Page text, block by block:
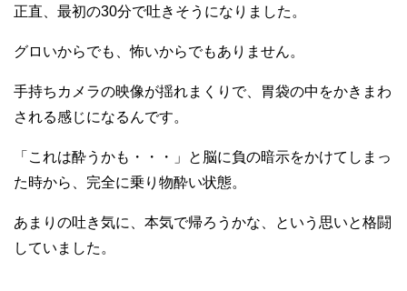
正直、最初の30分で吐きそうになりました。
グロいからでも、怖いからでもありません。
手持ちカメラの映像が揺れまくりで、胃袋の中をかきまわ
される感じになるんです。
「これは酔うかも・・・」と脳に負の暗示をかけてしまっ
た時から、完全に乗り物酔い状態。
あまりの吐き気に、本気で帰ろうかな、という思いと格闘
していました。